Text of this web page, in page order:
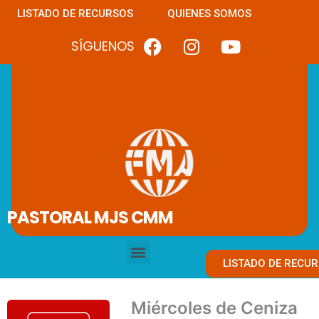
LISTADO DE RECURSOS QUIENES SOMOS
SÍGUENOS
PASTORAL MJS CMM
LISTADO DE
Miércoles de Ceniza